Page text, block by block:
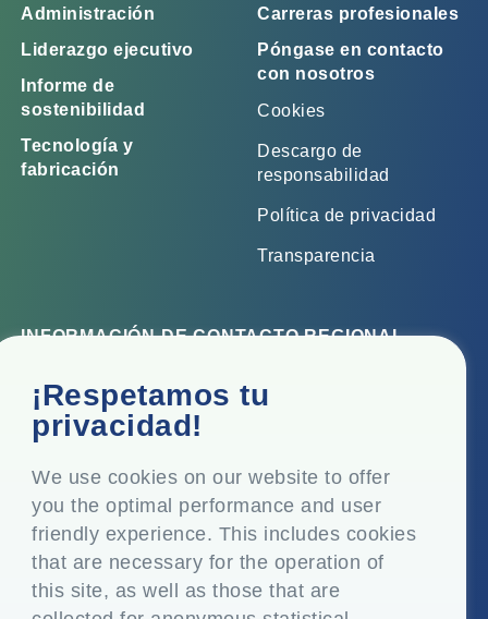
¡Respetamos tu
privacidad!
We use cookies on our website to offer
you the optimal performance and user
friendly experience. This includes cookies
that are necessary for the operation of
this site, as well as those that are
Administración
Liderazgo ejecutivo
Informe de
sostenibilidad
Tecnología y
fabricación
Carreras profesionales
Póngase en contacto
con nosotros
Cookies
Descargo de
responsabilidad
Política de privacidad
Transparencia
INFORMACIÓN DE CONTACTO REGIONAL
Oficina corporativa
Top Floor, Times Tower, Kamala City, Senapati Bapat
Marg, Lower Parel, Mumbai - 400 013, Maharashtra,
Domicilio social
P.O. Vasind, Taluka Shahapur, Dist. Thane - 421 604,
Maharashtra India